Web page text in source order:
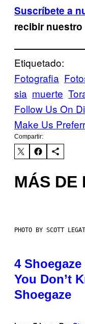
Suscríbete a
recibir
Etiquetado:
Fotografia
sia muerte
Follow Us On
Make Us
Compartir:
MÁS DE
PHOTO BY SCOTT
4
You Don’t
Shoegaze